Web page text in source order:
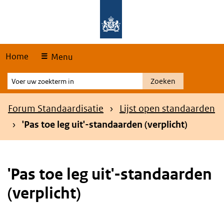
Home Menu
Voer
uw
zoekterm
Zoeken
Kruimelpad
Forum Standaardisatie
Lijst open standaarden
'Pas toe leg uit'-standaarden (verplicht)
'Pas toe leg uit'-standaarden
(verplicht)